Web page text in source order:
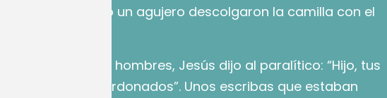
estaba, y haciendo un agujero descolgaron la camilla con el
Al ver la fe de esos hombres, Jesús dijo al paralítico: “Hijo, tus
pecados te son perdonados”. Unos escribas que estaban